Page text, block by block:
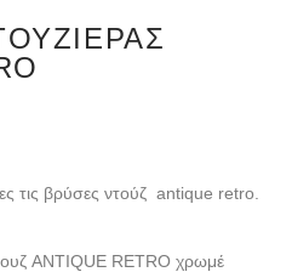
τις βρύσες ντούζ antique retro.
ANTIQUE RETRO χρωμέ